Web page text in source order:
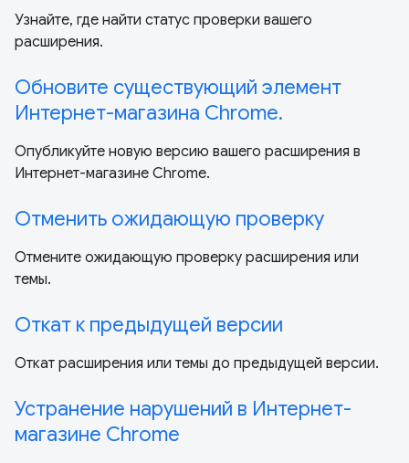
Узнайте, где найти статус проверки вашего
расширения.
Обновите существующий элемент
Интернет-магазина Chrome.
Опубликуйте новую версию вашего расширения в
Интернет-магазине Chrome.
Отменить ожидающую проверку
Отмените ожидающую проверку расширения или
темы.
Откат к предыдущей версии
Откат расширения или темы до предыдущей версии.
Устранение нарушений в Интернет-
магазине Chrome